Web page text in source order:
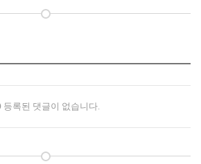
등록된 댓글이 없습니다.